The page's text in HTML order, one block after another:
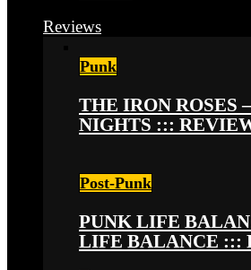
Reviews
Punk
THE IRON ROSES
NIGHTS :::
Post-Punk
PUNK LIFE
LIFE BALANCE :::